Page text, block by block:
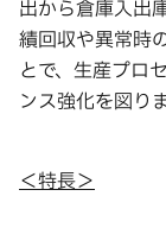
出から倉庫入出
績回収や異常時
とで、生産プロ
ンス強化を図りま
＜特長＞